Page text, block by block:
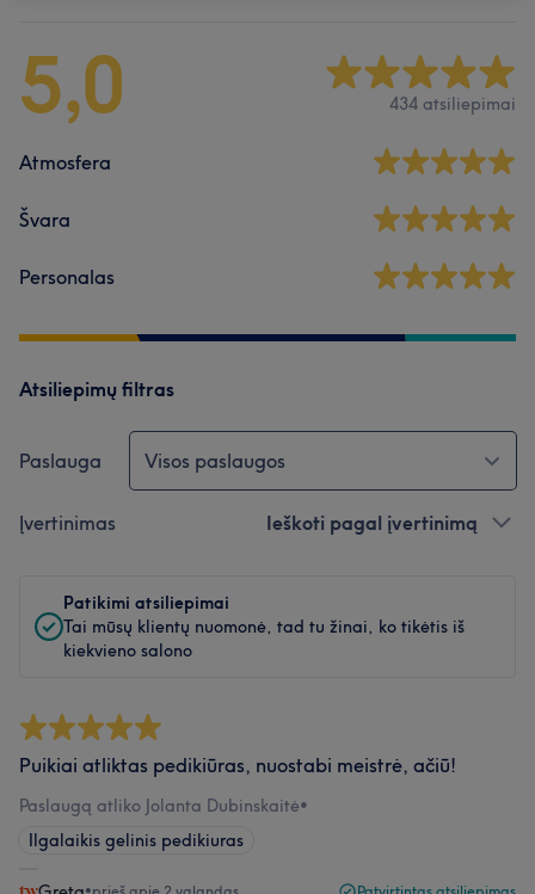
5,0 434 atsiliepimai
Atmosfera
Švara
Personalas
Atsiliepimų filtras
Paslauga Visos paslaugos
Įvertinimas Ieškoti pagal įvertinimą
Patikimi atsiliepimai
Tai mūsų klientų nuomonė, tad tu žinai, ko tikėtis iš
kiekvieno salono
Puikiai atliktas pedikiūras, nuostabi meistrė, ačiū!
Paslaugą atliko Jolanta Dubinskaitė•
Ilgalaikis gelinis pedikiuras